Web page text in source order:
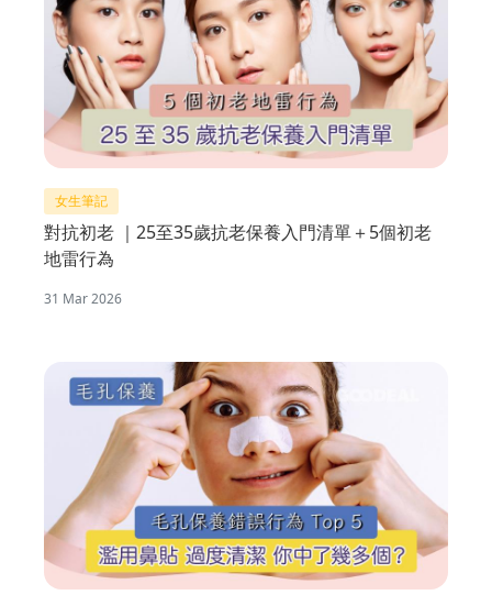
女生筆記
對抗初老 ｜25至35歲抗老保養入門清單＋5個初老
地雷行為
31 Mar 2026